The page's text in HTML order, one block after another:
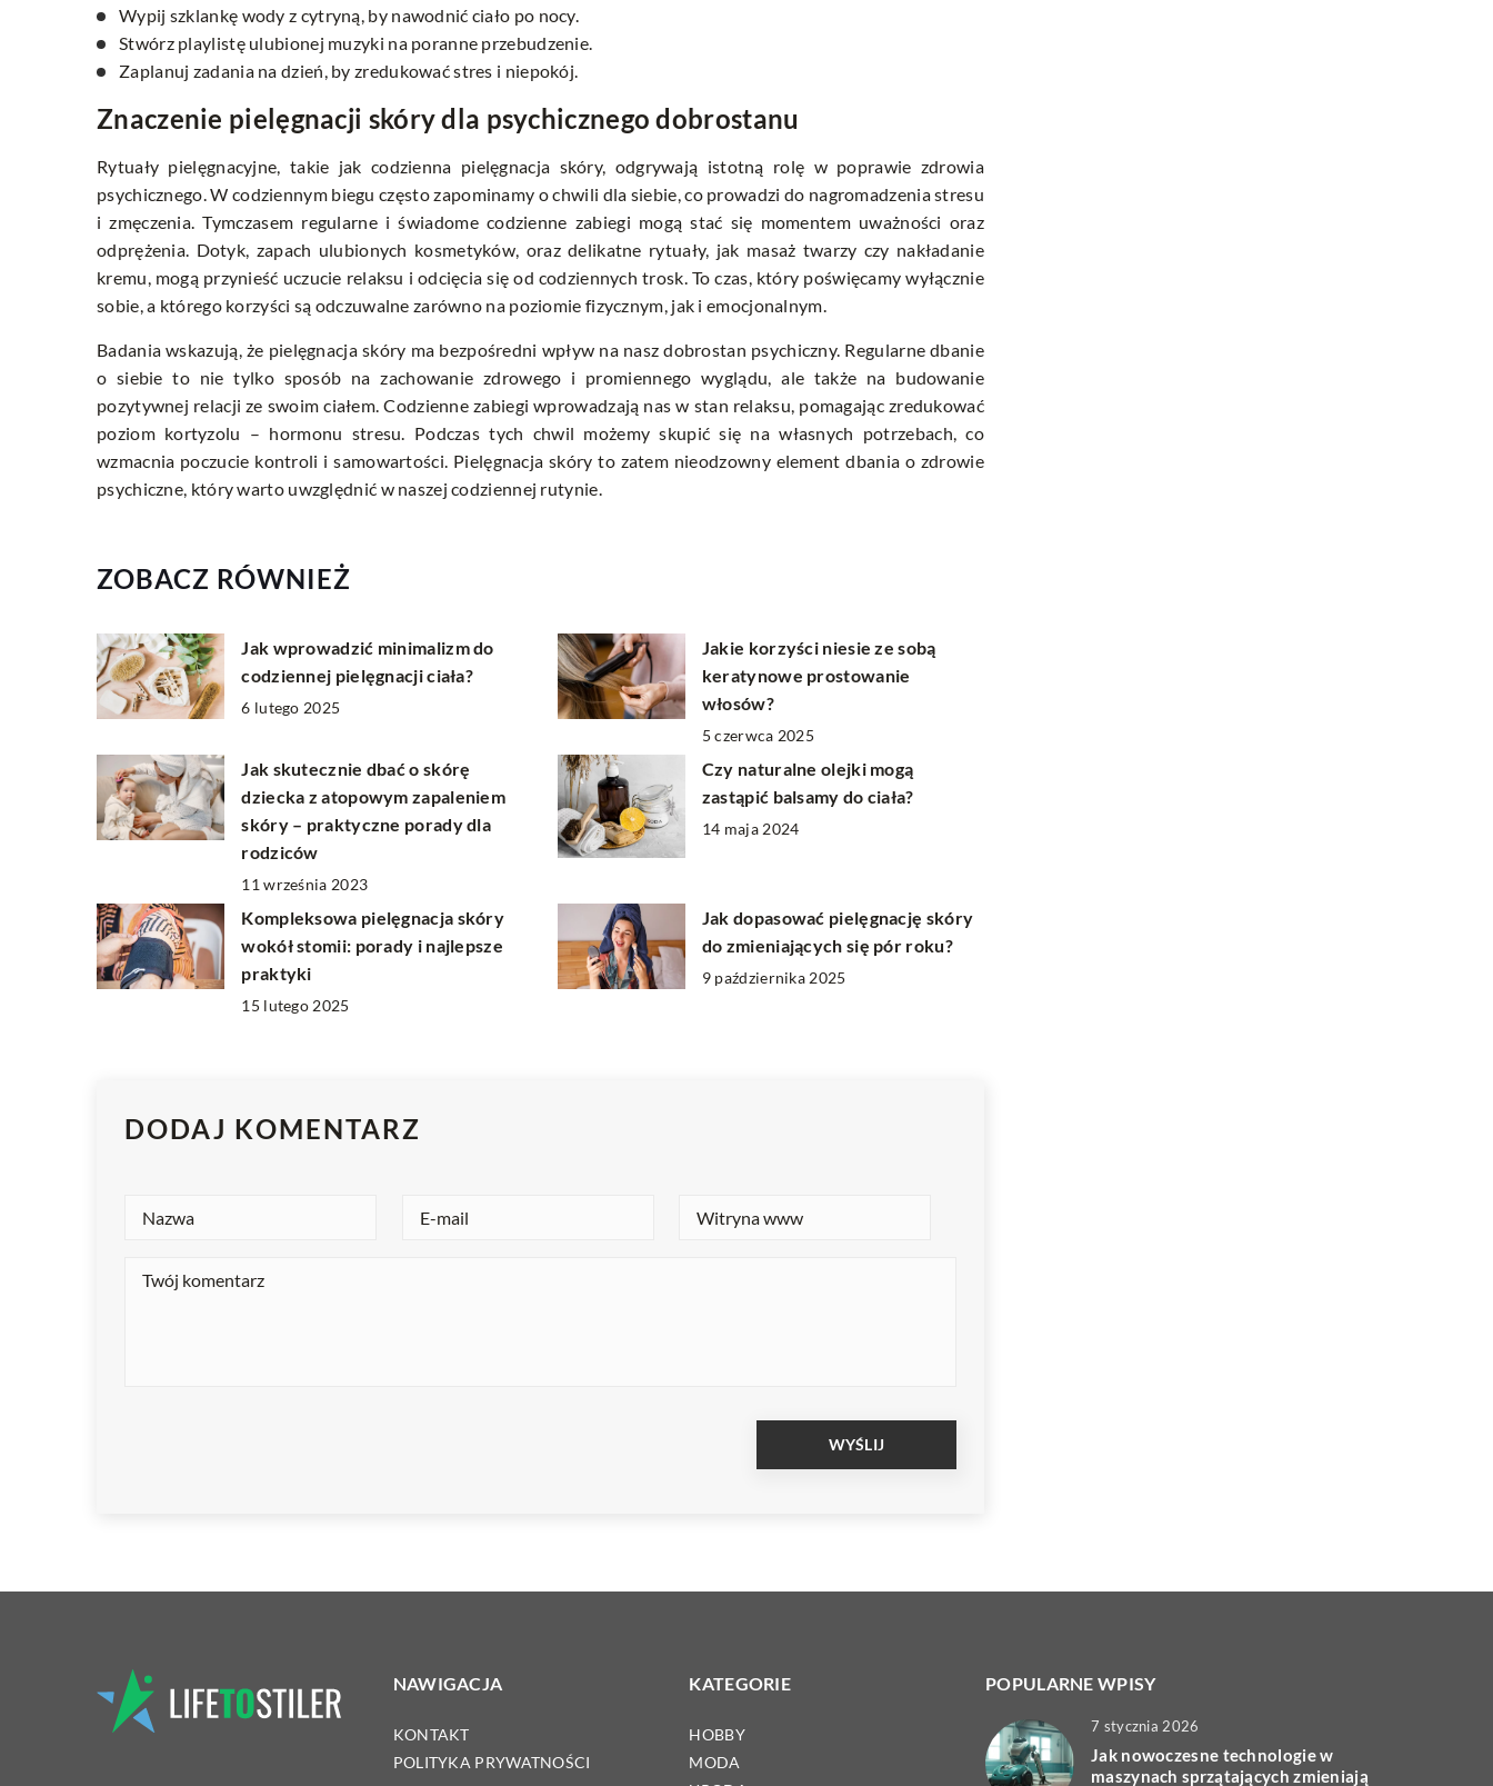
Wypij szklankę wody z cytryną, by nawodnić ciało po nocy.
Stwórz playlistę ulubionej muzyki na poranne przebudzenie.
Zaplanuj zadania na dzień, by zredukować stres i niepokój.
Znaczenie pielęgnacji skóry dla psychicznego dobrostanu
Rytuały pielęgnacyjne, takie jak codzienna pielęgnacja skóry, odgrywają istotną rolę w poprawie zdrowia
psychicznego. W codziennym biegu często zapominamy o chwili dla siebie, co prowadzi do nagromadzenia stresu
i zmęczenia. Tymczasem regularne i świadome codzienne zabiegi mogą stać się momentem uważności oraz
odprężenia. Dotyk, zapach ulubionych kosmetyków, oraz delikatne rytuały, jak masaż twarzy czy nakładanie
kremu, mogą przynieść uczucie relaksu i odcięcia się od codziennych trosk. To czas, który poświęcamy wyłącznie
sobie, a którego korzyści są odczuwalne zarówno na poziomie fizycznym, jak i emocjonalnym.
Badania wskazują, że pielęgnacja skóry ma bezpośredni wpływ na nasz dobrostan psychiczny. Regularne dbanie
o siebie to nie tylko sposób na zachowanie zdrowego i promiennego wyglądu, ale także na budowanie
pozytywnej relacji ze swoim ciałem. Codzienne zabiegi wprowadzają nas w stan relaksu, pomagając zredukować
poziom kortyzolu – hormonu stresu. Podczas tych chwil możemy skupić się na własnych potrzebach, co
wzmacnia poczucie kontroli i samowartości. Pielęgnacja skóry to zatem nieodzowny element dbania o zdrowie
psychiczne, który warto uwzględnić w naszej codziennej rutynie.
ZOBACZ RÓWNIEŻ
Jak wprowadzić minimalizm do
codziennej pielęgnacji ciała?
6 lutego 2025
Jakie korzyści niesie ze sobą
keratynowe prostowanie
włosów?
5 czerwca 2025
Jak skutecznie dbać o skórę
dziecka z atopowym zapaleniem
skóry – praktyczne porady dla
rodziców
11 września 2023
Czy naturalne olejki mogą
zastąpić balsamy do ciała?
14 maja 2024
Kompleksowa pielęgnacja skóry
wokół stomii: porady i najlepsze
praktyki
15 lutego 2025
Jak dopasować pielęgnację skóry
do zmieniających się pór roku?
9 października 2025
DODAJ KOMENTARZ
NAWIGACJA
KONTAKT
POLITYKA PRYWATNOŚCI
KATEGORIE
HOBBY
MODA
POPULARNE WPISY
7 stycznia 2026
Jak nowoczesne technologie w
maszynach sprzątających zmieniają